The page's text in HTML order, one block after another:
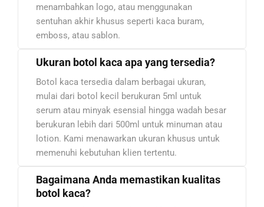
menambahkan logo, atau menggunakan
sentuhan akhir khusus seperti kaca buram,
emboss, atau sablon.
Ukuran botol kaca apa yang tersedia?
Botol kaca tersedia dalam berbagai ukuran,
mulai dari botol kecil berukuran 5ml untuk
serum atau minyak esensial hingga wadah besar
berukuran lebih dari 500ml untuk minuman atau
lotion. Kami menawarkan ukuran khusus untuk
memenuhi kebutuhan klien tertentu.
Bagaimana Anda memastikan kualitas
botol kaca?